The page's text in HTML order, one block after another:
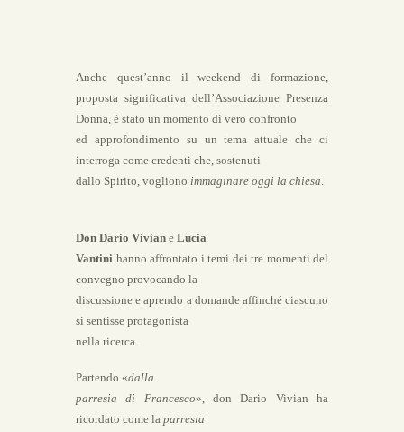
Anche quest’anno il weekend di formazione,
proposta significativa dell’Associazione Presenza
Donna, è stato un momento di vero confronto
ed approfondimento su un tema attuale che ci
interroga come credenti che, sostenuti
dallo Spirito, vogliono immaginare oggi la chiesa.
Don Dario Vivian e Lucia
Vantini hanno affrontato i temi dei tre momenti del
convegno provocando la
discussione e aprendo a domande affinché ciascuno
si sentisse protagonista
nella ricerca.
Partendo «dalla
parresia di Francesco», don Dario Vivian ha
ricordato come la parresia